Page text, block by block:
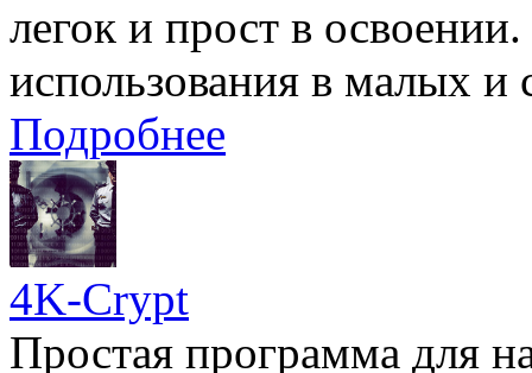
легок и прост в
использования в малых и
Подробнее
4K-Crypt
Простая программа для